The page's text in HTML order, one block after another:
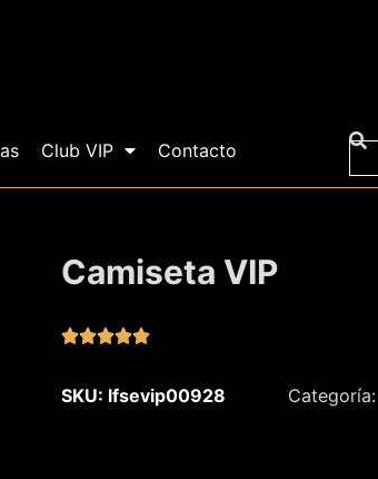
Club VIP Contacto
Camiseta VIP

SKU: lfsevip00928 Categoría: